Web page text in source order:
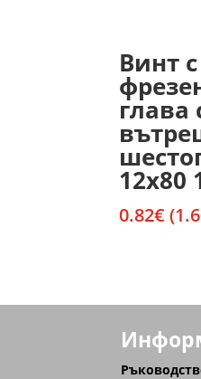
Винт с
глава
12х80
0.82€